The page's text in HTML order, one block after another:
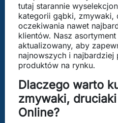
tutaj starannie
kategorii gąbki, zmywaki,
oczekiwania nawet
klientów. Nasz
aktualizowany, aby
najnowszych i najbardziej
produktów na rynku.
Dlaczego warto
zmywaki,
Online?